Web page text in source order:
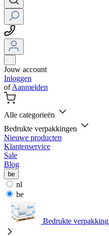
Jouw account
Inloggen
ofAanmelden
Alle categorieën
Bedrukte verpakkingen
Nieuwe producten
Klantenservice
Sale
Blog
be
nl
be
Bedrukte verpakking